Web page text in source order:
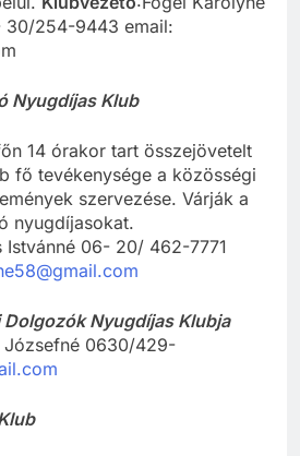
30/254-9443 email:
Nyugdíjas Klub
14 órakor tart összejövetelt
fő tevékenysége a közösségi
szervezése. Várják a
nyugdíjasokat.
Istvánné 06- 20/ 462-7771
Nyugdíjas Klubja
0630/429-